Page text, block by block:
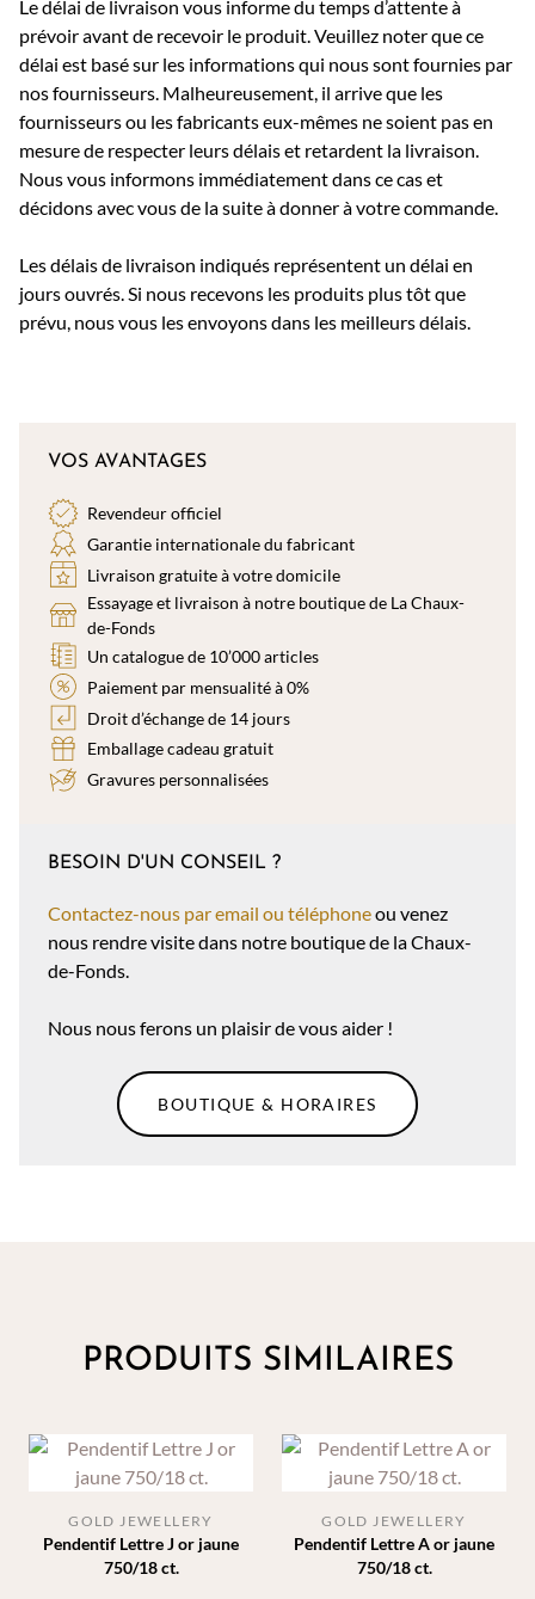
Le délai de livraison vous informe du temps d’attente à
prévoir avant de recevoir le produit. Veuillez noter que ce
délai est basé sur les informations qui nous sont fournies par
nos fournisseurs. Malheureusement, il arrive que les
fournisseurs ou les fabricants eux-mêmes ne soient pas en
mesure de respecter leurs délais et retardent la livraison.
Nous vous informons immédiatement dans ce cas et
décidons avec vous de la suite à donner à votre commande.
Les délais de livraison indiqués représentent un délai en
jours ouvrés. Si nous recevons les produits plus tôt que
prévu, nous vous les envoyons dans les meilleurs délais.
VOS AVANTAGES
Revendeur officiel
Garantie internationale du fabricant
Livraison gratuite à votre domicile
Essayage et livraison à notre boutique de La Chaux-
de-Fonds
Un catalogue de 10’000 articles
Paiement par mensualité à 0%
Droit d’échange de 14 jours
Emballage cadeau gratuit
Gravures personnalisées
BESOIN D'UN CONSEIL ?
Contactez-nous par email ou téléphoneou venez
nous rendre visite dans notre boutique de la Chaux-
de-Fonds.
Nous nous ferons un plaisir de vous aider !
BOUTIQUE & HORAIRES
PRODUITS SIMILAIRES
Pendentif Lettre J or jaune
750/18 ct.
GOLD JEWELLERY
Pendentif Lettre A or jaune
750/18 ct.
GOLD JEWELLERY